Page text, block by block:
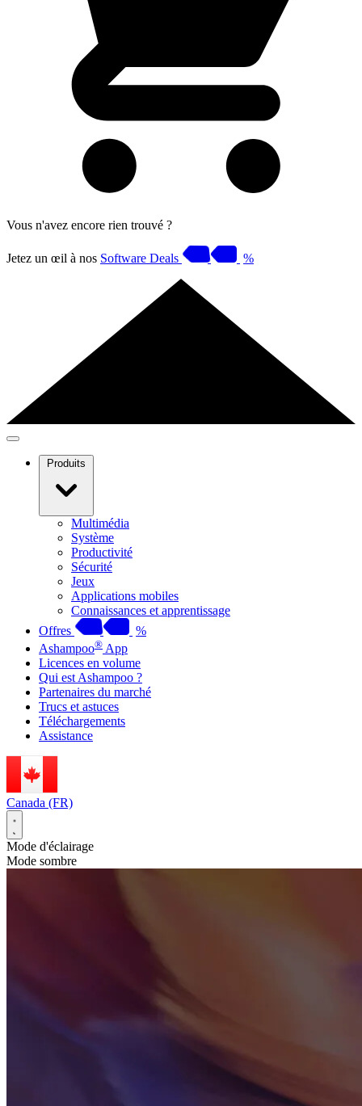
Vous n'avez encore rien trouvé ?
Jetez un œil à nos Software Deals %
Produits
Multimédia
Système
Productivité
Sécurité
Jeux
Applications mobiles
Connaissances et apprentissage
Offres
%
Ashampoo® App
Licences en volume
Qui est Ashampoo ?
Partenaires du marché
Trucs et astuces
Téléchargements
Assistance
Canada (FR)
Mode d'éclairage
Mode sombre